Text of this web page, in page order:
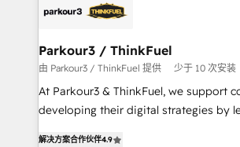
Program, HubSpot.
data hygiene, and tailored HubSpot
a global consultancy with the care and
boutique firm. At Triario, we’re big
but small enough to listen. Our Services: HubSpot
implementations & data migration
Website design Let’s turn your CRM into your growth
Parkour3 / ThinkFuel
由 Parkour3 / ThinkFuel 提供 少于 10 次安装
At Parkour3 & ThinkFuel, we support
developing their digital strategies by
解决方案合作伙伴4.9